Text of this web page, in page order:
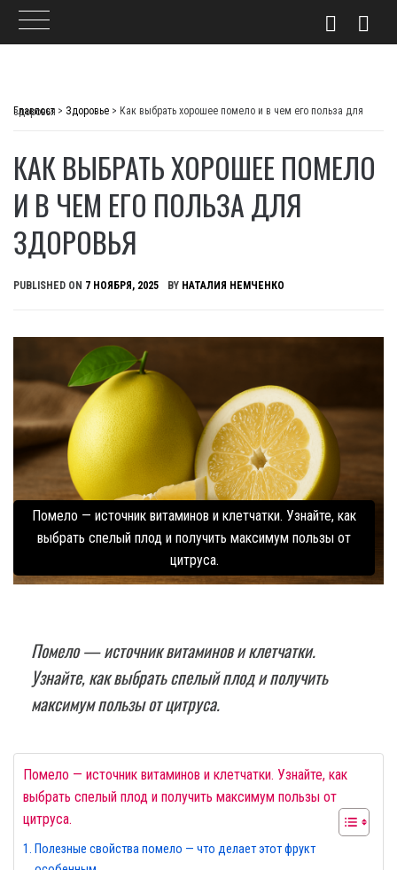
Главпост > Здоровье >
Как выбрать хорошее помело и в чем его польза для здоровья
КАК ВЫБРАТЬ ХОРОШЕЕ ПОМЕЛО
И В ЧЕМ ЕГО ПОЛЬЗА ДЛЯ
ЗДОРОВЬЯ
PUBLISHED ON 7 НОЯБРЯ, 2025 BY НАТАЛИЯ НЕМЧЕНКО
Помело — источник витаминов и клетчатки. Узнайте, как
выбрать спелый плод и получить максимум пользы от
цитруса.
Помело — источник витаминов и клетчатки.
Узнайте, как выбрать спелый плод и получить
максимум пользы от цитруса.
Помело — источник витаминов и клетчатки. Узнайте, как
выбрать спелый плод и получить максимум пользы от
цитруса.
Полезные свойства помело — что делает этот фрукт